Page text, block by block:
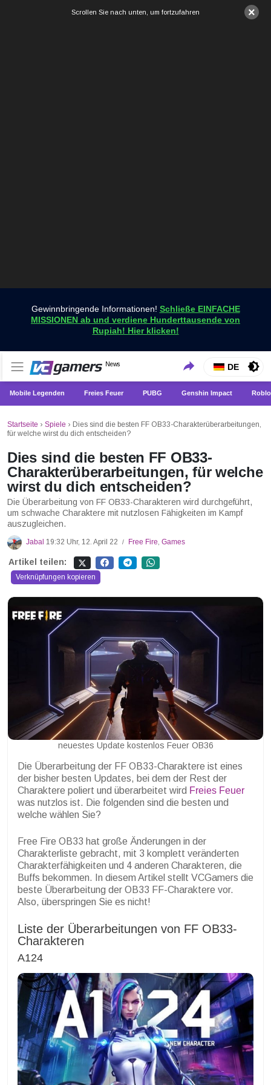
×
Scrollen Sie nach unten, um fortzufahren
Gewinnbringende Informationen! Schließe EINFACHE
MISSIONEN ab und verdiene Hunderttausende von
Rupiah! Hier klicken!
VCGamers-Neuigkeiten
News
Holen Sie sich die neuesten Spielnachrichten nur bei
VCGamers
DE
Mobile Legenden Freies Feuer PUBG Genshin Impact
Startseite › Spiele › Dies sind die besten FF OB33-Charakterüberarbeitungen,
für welche wirst du dich entscheiden?
Dies sind die besten FF OB33-
Charakterüberarbeitungen, für welche
wirst du dich entscheiden?
Die Überarbeitung von FF OB33-Charakteren wird durchgeführt,
um schwache Charaktere mit nutzlosen Fähigkeiten im Kampf
auszugleichen.
Jabal 19:32 Uhr, 12. April 22 / Free Fire, Games
Artikel teilen:
Verknüpfungen kopieren
neuestes Update kostenlos Feuer OB36
Die Überarbeitung der FF OB33-Charaktere ist eines
der bisher besten Updates, bei dem der Rest der
Charaktere poliert und überarbeitet wird Freies Feuer
was nutzlos ist. Die folgenden sind die besten und
welche wählen Sie?
Free Fire OB33 hat große Änderungen in der
Charakterliste gebracht, mit 3 komplett veränderten
Charakterfähigkeiten und 4 anderen Charakteren, die
Buffs bekommen. In diesem Artikel stellt VCGamers die
beste Überarbeitung der OB33 FF-Charaktere vor.
Also, überspringen Sie es nicht!
Liste der Überarbeitungen von FF OB33-
Charakteren
A124